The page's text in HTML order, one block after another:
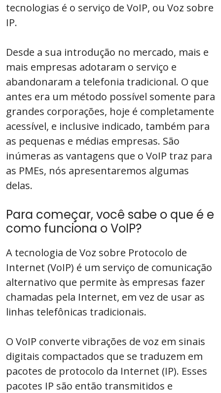
tecnologias é o serviço de VoIP, ou Voz sobre
IP.
Desde a sua introdução no mercado, mais e
mais empresas adotaram o serviço e
abandonaram a telefonia tradicional. O que
antes era um método possível somente para
grandes corporações, hoje é completamente
acessível, e inclusive indicado, também para
as pequenas e médias empresas. São
inúmeras as vantagens que o VoIP traz para
as PMEs, nós apresentaremos algumas
delas.
Para começar, você sabe o que é e
como funciona o VoIP?
A tecnologia de Voz sobre Protocolo de
Internet (VoIP) é um serviço de comunicação
alternativo que permite às empresas fazer
chamadas pela Internet, em vez de usar as
linhas telefônicas tradicionais.
O VoIP converte vibrações de voz em sinais
digitais compactados que se traduzem em
pacotes de protocolo da Internet (IP). Esses
pacotes IP são então transmitidos e